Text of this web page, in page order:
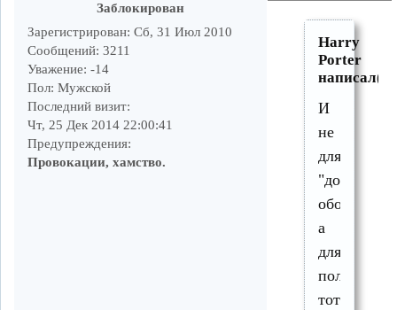
Заблокирован
Зарегистрирован: Сб, 31 Июл 2010
Сообщений: 3211
Уважение: -14
Пол: Мужской
Последний визит:
Чт, 25 Дек 2014 22:00:41
Предупреждения:
Провокации, хамство.
Harry
Porter
И
не
для
обороны",
а
для
полной,
тотальной